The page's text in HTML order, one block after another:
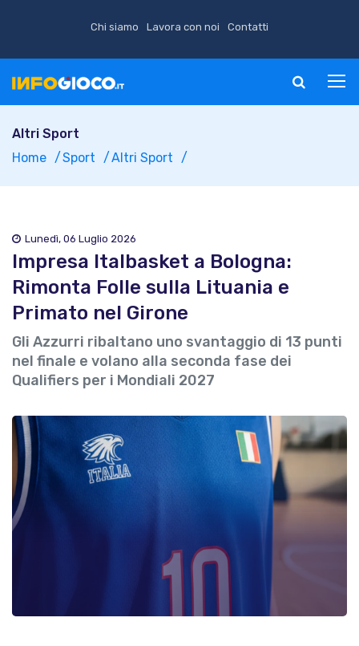
Chi siamo Lavora con noi Contatti
Altri Sport
Home
Sport Altri Sport
Lunedì, 06 Luglio 2026
Impresa Italbasket a Bologna:
Rimonta Folle sulla Lituania e
Primato nel Girone
Gli Azzurri ribaltano uno svantaggio di 13 punti
nel finale e volano alla seconda fase dei
Qualifiers per i Mondiali 2027